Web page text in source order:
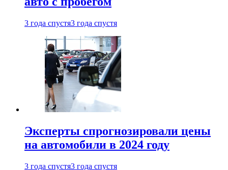
3 года спустя3 года спустя
Эксперты спрогнозировали цены
на автомобили в 2024 году
3 года спустя3 года спустя